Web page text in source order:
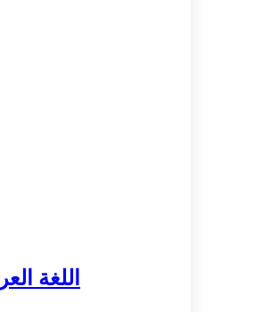
اللغة